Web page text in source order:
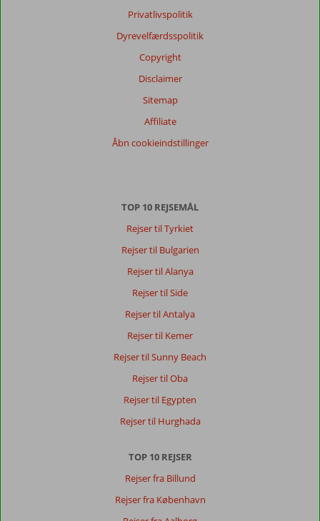
Privatlivspolitik
Dyrevelfærdsspolitik
Copyright
Disclaimer
Sitemap
Affiliate
Åbn cookieindstillinger
TOP 10 REJSEMÅL
Rejser til Tyrkiet
Rejser til Bulgarien
Rejser til Alanya
Rejser til Side
Rejser til Antalya
Rejser til Kemer
Rejser til Sunny Beach
Rejser til Oba
Rejser til Egypten
Rejser til Hurghada
TOP 10 REJSER
Rejser fra Billund
Rejser fra København